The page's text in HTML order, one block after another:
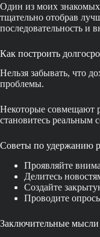
Один из моих
тщательно отобрав
последовательность и
Как построить
Нельзя забывать, что
проблемы.
Некоторые совмещают
становитесь реальным
Советы по удержанию
Проявляйте
Делитесь
Создайте
Проводите
Заключительные мысли